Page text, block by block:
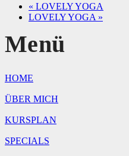
« LOVELY YOGA
LOVELY YOGA »
Menü
HOME
ÜBER MICH
KURSPLAN
SPECIALS